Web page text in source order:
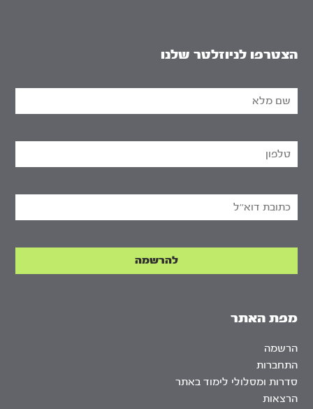
מפת האתר
הרשמה
התחברות
סדרות ומסלולי לימוד באתר
הרצאות
הצטרפו לניוזלטר שלנו